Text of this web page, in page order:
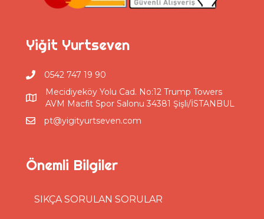
Yiğit Yurtseven
0542 747 19 90
Mecidiyeköy Yolu Cad. No:12 Trump Towers
AVM Macfit Spor Salonu 34381 Şişli/İSTANBUL
pt@yigityurtseven.com
Önemli Bilgiler
SIKÇA SORULAN SORULAR